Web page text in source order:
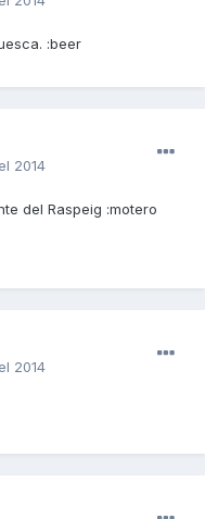
:beer
2014
del Raspeig :motero
2014